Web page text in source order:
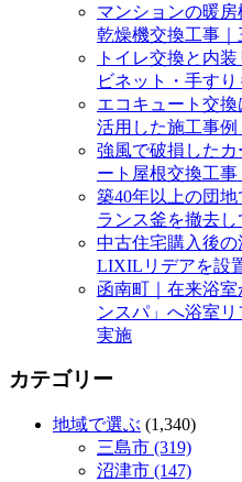
マンションの暖
乾燥機交換工事｜
トイレ交換と内
ビネット・手す
エコキュート交
活用した施工事例
強風で破損した
ート屋根交換工
築40年以上の団
ランス釜を撤去
中古住宅購入後
LIXILリデアを設
函南町｜在来浴
ンスパ」へ浴室
実施
カテゴリー
地域で選ぶ (1,340)
三島市 (319)
沼津市 (147)